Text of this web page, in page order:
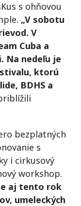
s ohňovou
„V sobotu
V
Cuba a
Na nedeľu je
ktorú
BDHS a
bezplatných
s
i cirkusový
workshop.
aj tento rok
umeleckých